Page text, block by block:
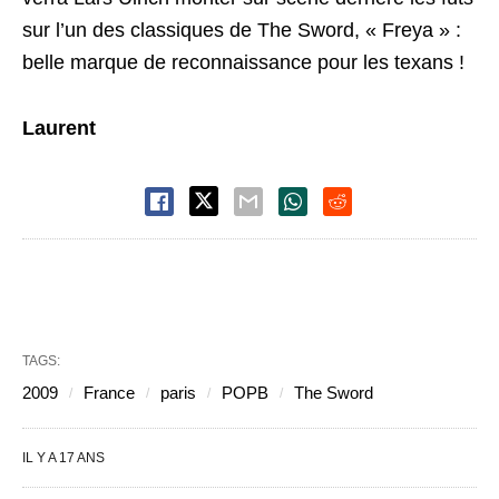
sur l’un des classiques de The Sword, « Freya » :
belle marque de reconnaissance pour les texans !
Laurent
TAGS:
2009 France paris POPB The Sword
IL Y A 17 ANS